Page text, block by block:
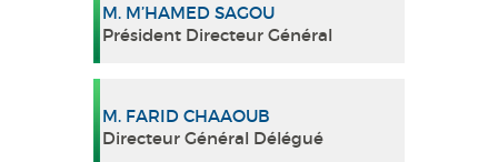
M. M’HAMED SAGOU
Président Directeur Général
M. FARID CHAAOUB
Directeur Général Délégué